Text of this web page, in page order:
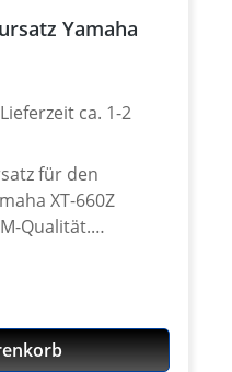
Yamaha
ca. 1-2
für den
XT-660Z
Qualität.
Original
eine Reparatur
wird ein
Kit enthält: · 2
· 2